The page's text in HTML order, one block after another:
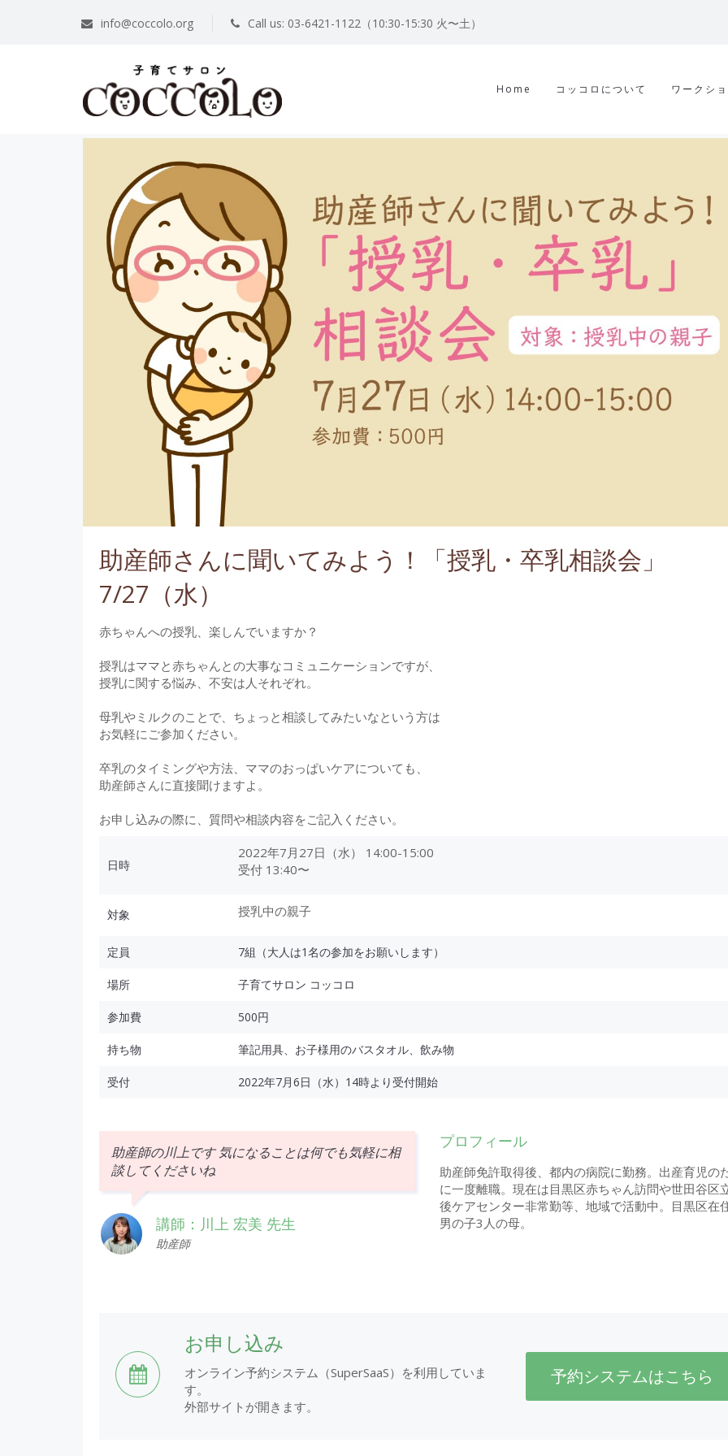
info@coccolo.org Call us: 03-6421-1122（10:30-15:30 火〜土）
Home コッコロについて ワークシ
助産師さんに聞いてみよう！「授乳・卒乳相談会」
7/27（水）
赤ちゃんへの授乳、楽しんでいますか？
授乳はママと赤ちゃんとの大事なコミュニケーションですが、
授乳に関する悩み、不安は人それぞれ。
母乳やミルクのことで、ちょっと相談してみたいなという方は
お気軽にご参加ください。
卒乳のタイミングや方法、ママのおっぱいケアについても、
助産師さんに直接聞けますよ。
お申し込みの際に、質問や相談内容をご記入ください。
日時
2022年7月27日（水） 14:00-15:00
受付 13:40〜
対象 授乳中の親子
定員 7組（大人は1名の参加をお願いします）
場所 子育てサロン コッコロ
参加費 500円
持ち物 筆記用具、お子様用のバスタオル、飲み物
受付 2022年7月6日（水）14時より受付開始
助産師の川上です気になることは何でも気軽に相
談してくださいね
講師：川上 宏美 先生
助産師
プロフィール
助産師免許取得後、都内の病院に勤務。出産育児の
に一度離職。現在は目黒区赤ちゃん訪問や世田谷区
後ケアセンター非常勤等、地域で活動中。目黒区在住
男の子3人の母。
お申し込み
オンライン予約システム（SuperSaaS）を利用していま
す。
外部サイトが開きます。
予約システムはこちら